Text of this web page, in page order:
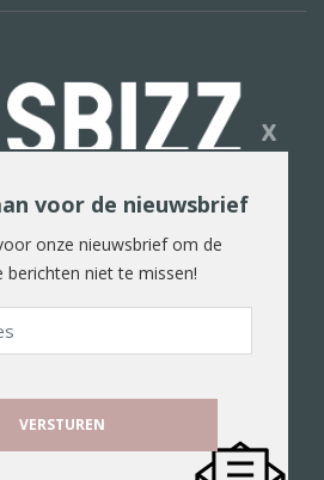
in woord en beeld
X
voor de nieuwsbrief
onze nieuwsbrief om de
berichten niet te missen!